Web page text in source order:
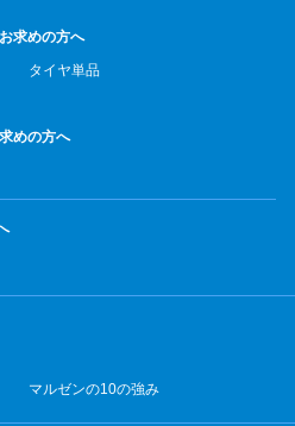
求めの方へ
タイヤ単品
めの方へ
マルゼンの10の強み